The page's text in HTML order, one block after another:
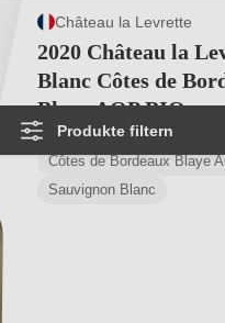
Produkte filtern
Château la Levrette
2020 Château la
Blanc Côtes de
Blaye AOP BIO
Côtes de Bordeaux Blaye
Sauvignon Blanc